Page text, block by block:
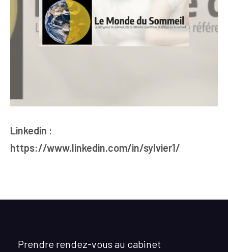
Linkedin :
https://www.linkedin.com/in/sylvier1/
Prendre rendez-vous au cabinet